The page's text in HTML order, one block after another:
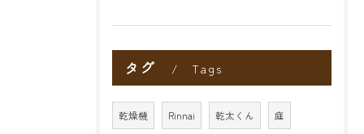
タグ Tags
乾燥機 Rinnai 乾太くん 庭